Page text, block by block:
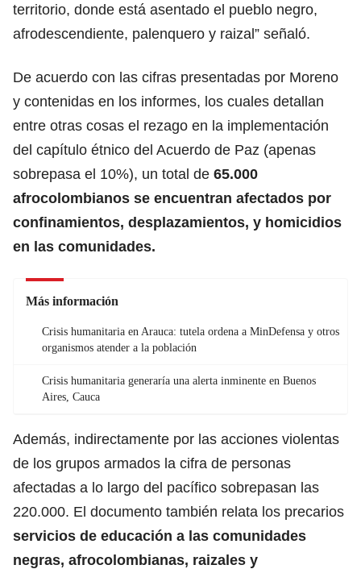
territorio, donde está asentado el pueblo negro,
afrodescendiente, palenquero y raizal” señaló.
De acuerdo con las cifras presentadas por Moreno
y contenidas en los informes, los cuales detallan
entre otras cosas el rezago en la implementación
del capítulo étnico del Acuerdo de Paz (apenas
sobrepasa el 10%), un total de 65.000
afrocolombianos se encuentran afectados por
confinamientos, desplazamientos, y homicidios
en las comunidades.
Más información
Crisis humanitaria en Arauca: tutela ordena a MinDefensa y otros
organismos atender a la población
Crisis humanitaria generaría una alerta inminente en Buenos
Aires, Cauca
Además, indirectamente por las acciones violentas
de los grupos armados la cifra de personas
afectadas a lo largo del pacífico sobrepasan las
220.000. El documento también relata los precarios
servicios de educación a las comunidades
negras, afrocolombianas, raizales y